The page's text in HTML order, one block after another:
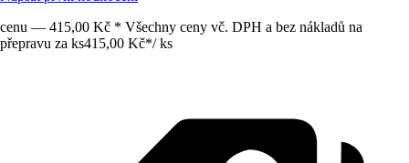
cenu — 415,00 Kč * Všechny ceny vč. DPH a bez nákladů na
přepravu za ks415,00 Kč*/ ks